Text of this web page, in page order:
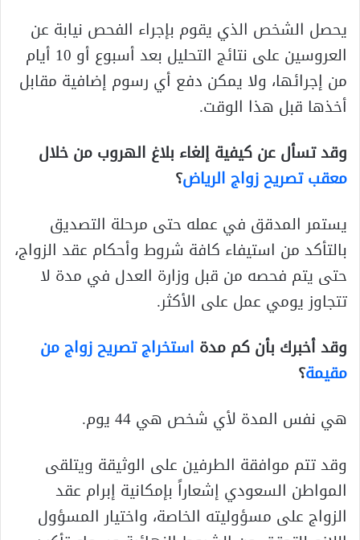
يحصل الشخص الذي يقوم بإجراء الفحص نيابة عن
العروسين على نتائج التحليل بعد أسبوع أو 10 أيام
من إجرائها، ولا يمكن دفع أي رسوم إضافية مقابل
أخذها قبل هذا الوقت.
وقد تسأل عن كيفية إلغاء بلاغ الهروب من خلال
معقب تصريح زواج الرياض؟
يستمر المدقق في عمله حتى مرحلة التصديق
بالتأكد من استيفاء كافة شروط وأحكام عقد الزواج،
حتى يتم فحصه من قبل وزارة العدل في مدة لا
تتجاوز يومي عمل على الأكثر.
وقد أخبرك بأن كم مدة استخراج تصريح زواج من
مقيمة؟
هي نفس المدة لأي شخص هي 44 يوم.
وقد تتم موافقة الطرفين على الوثيقة ويتلقى
المواطن السعودي إشعاراً بإمكانية إبرام عقد
الزواج على مسؤوليته الخاصة، واختيار المسؤول